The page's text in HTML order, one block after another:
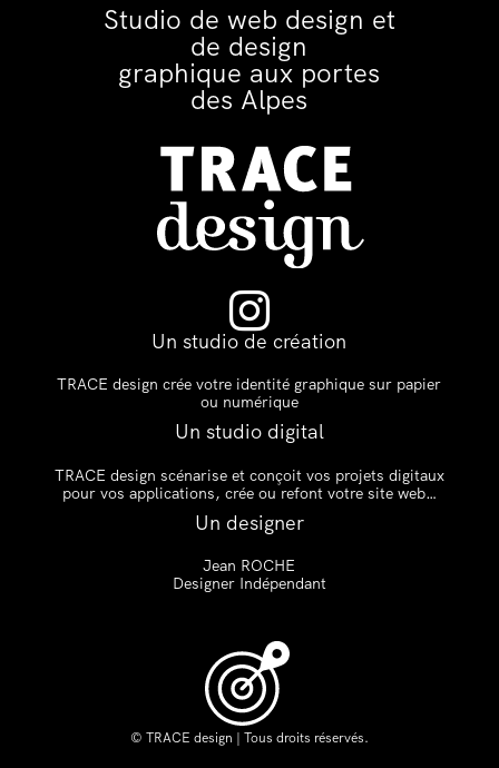
Studio de web design et
de design
graphique aux portes
des Alpes

Un studio de création
TRACE design crée votre identité graphique sur papier
ou numérique
Un studio digital
TRACE design scénarise et conçoit vos projets digitaux
pour vos applications, crée ou refont votre site web…
Un designer
Jean ROCHE
Designer Indépendant
© TRACE design | Tous droits réservés.